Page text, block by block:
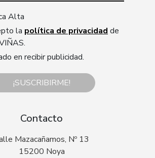
Alta
la política de privacidad de
en recibir publicidad.
¡SUSCRIBIRME!
Contacto
Mazacañamos, Nº 13
15200 Noya